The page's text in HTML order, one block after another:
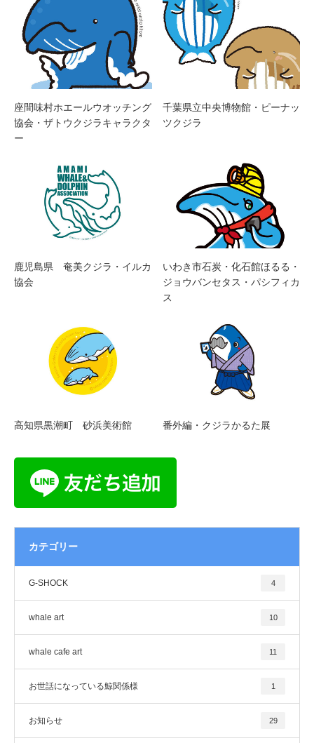
座間味村ホエールウオッチング
協会・ザトウクジラキャラクタ
ー
千葉県立中央博物館・ピーナッ
ツクジラ
鹿児島県 奄美クジラ・イルカ
協会
いわき市石炭・化石館ほるる・
ジョウバンセタス・パシフィカ
ス
高知県黒潮町 砂浜美術館 番外編・クジラかるた展
カテゴリー
G-SHOCK 4
whale art 10
whale cafe art 11
お世話になっている鯨関係様 1
お知らせ 29